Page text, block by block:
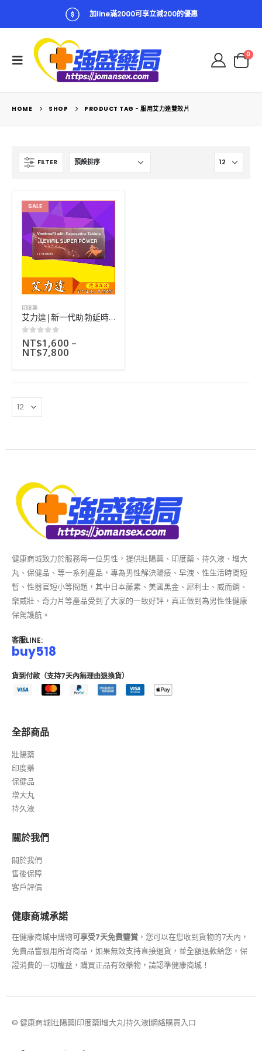
加line滿2000可享立減200的優惠
0
HOME SHOP PRODUCT TAG - 服用艾力達雙效片
FILTER
SALE
印度藥
艾力達|新一代助勃延時雙效壯陽藥|用法簡單效果好|10粒
0 out of 5
NT$1,600 –
NT$7,800
健康商城致力於服務每一位男性，提供壯陽藥、印度藥、持久液、增大
丸、保健品、等一系列產品，專為男性解決陽痿、早洩、性生活時間短
暫、性器官短小等問題，其中日本藤素、美國黑金、犀利士、威而鋼、
樂威壯、奇力片等產品受到了大家的一致好評，真正做到為男性性健康
保駕護航。
客服LINE:
buy518
貨到付款（支持7天內無理由退換貨）
全部商品
壯陽藥
印度藥
保健品
增大丸
持久液
關於我們
關於我們
售後保障
客戶評價
健康商城承諾
在健康商城中購物可享受7天免費鑒賞 ，您可以在您收到貨物的7天內，
免費品嘗服用所寄商品，如果無效支持直接退貨，並全額退款給您，保
證消費的一切權益，購買正品有效藥物，請認準健康商城！
© 健康商城|壯陽藥|印度藥|增大丸|持久液|網絡購買入口